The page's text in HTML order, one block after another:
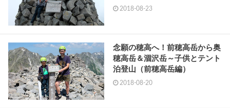
2018-08-23
念願の穂高へ！前穂高岳から奥
穂高岳＆涸沢岳～子供とテント
泊登山（前穂高岳編）
2018-08-20